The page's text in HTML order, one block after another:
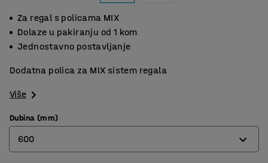
Za regal s policama MIX
Dolaze u pakiranju od 1 kom
Jednostavno postavljanje
Dodatna polica za MIX sistem regala
Više
Dubina (mm)
600